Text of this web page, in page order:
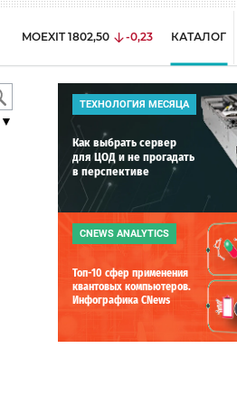
MOEXIT 1802,50 -0,23 КАТАЛОГ
ТЕХНОЛОГИЯ МЕСЯЦА
Как выбрать сервер
для ЦОД и не прогадать
в перспективе
CNEWS ANALYTICS
Топ-10 сфер применения
квантовых компьютеров.
Инфографика CNews